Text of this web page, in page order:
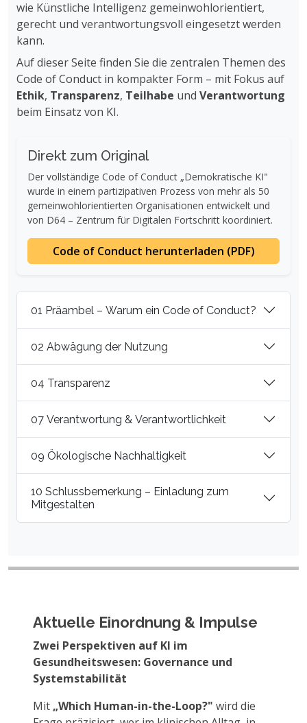
wie Künstliche Intelligenz gemeinwohlorientiert,
gerecht und verantwortungsvoll eingesetzt werden
kann.
Auf dieser Seite finden Sie die zentralen Themen des
Code of Conduct in kompakter Form – mit Fokus auf
Ethik, Transparenz, Teilhabe und Verantwortung
beim Einsatz von KI.
Direkt zum Original
Der vollständige Code of Conduct „Demokratische KI"
wurde in einem partizipativen Prozess von mehr als 50
gemeinwohlorientierten Organisationen entwickelt und
von D64 – Zentrum für Digitalen Fortschritt koordiniert.
Code of Conduct herunterladen (PDF)
01 Präambel – Warum ein Code of Conduct?
02 Abwägung der Nutzung
04 Transparenz
07 Verantwortung & Verantwortlichkeit
09 Ökologische Nachhaltigkeit
10 Schlussbemerkung – Einladung zum
Mitgestalten
Aktuelle Einordnung & Impulse
Zwei Perspektiven auf KI im
Gesundheitswesen: Governance und
Systemstabilität
Mit „Which Human-in-the-Loop?" wird die